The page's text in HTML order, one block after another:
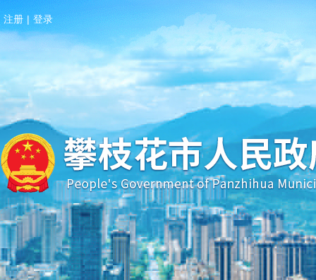
注册 | 登录